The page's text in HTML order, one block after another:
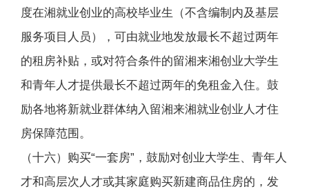
度在湘就业创业的高校毕业生（不含编制内及基层
服务项目人员），可由就业地发放最长不超过两年
的租房补贴，或对符合条件的留湘来湘创业大学生
和青年人才提供最长不超过两年的免租金入住。鼓
励各地将新就业群体纳入留湘来湘就业创业人才住
房保障范围。
（十六）购买“一套房”，鼓励对创业大学生、青年人
才和高层次人才或其家庭购买新建商品住房的，发